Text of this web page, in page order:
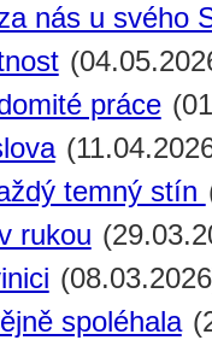
nás u svého
práce
temný stín
rukou
spoléhala